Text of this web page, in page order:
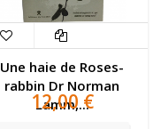
Une haie de Roses-
rabbin Dr Norman
Lamm,...
12,00 €